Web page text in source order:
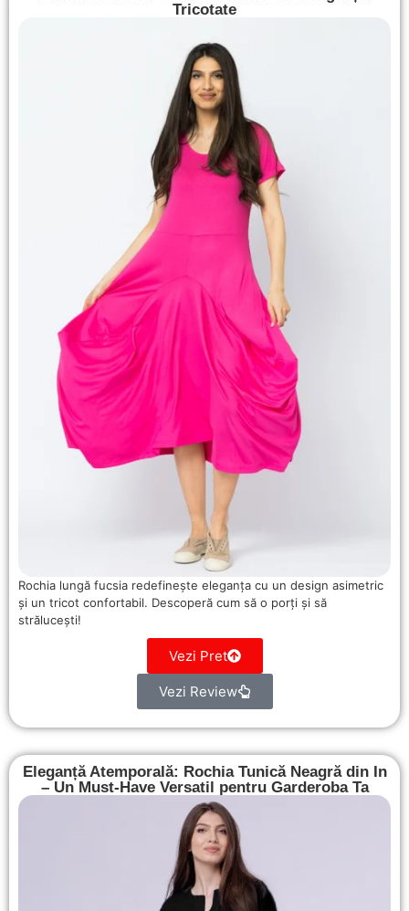
Tricotate
Rochia lungă fucsia redefinește eleganța cu un design asimetric
și un tricot confortabil. Descoperă cum să o porți și să
strălucești!
Vezi Pret
Vezi Review
Eleganță Atemporală: Rochia Tunică Neagră din In
– Un Must-Have Versatil pentru Garderoba Ta